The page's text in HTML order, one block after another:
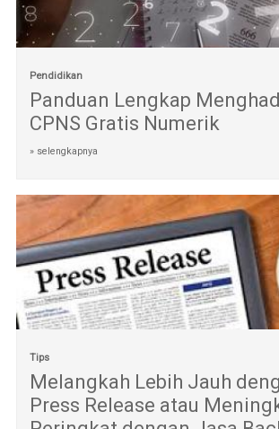
Pendidikan
Panduan Lengkap
CPNS Gratis Numerik
» selengkapnya
Tips
Melangkah Lebih Jauh
Press Release atau